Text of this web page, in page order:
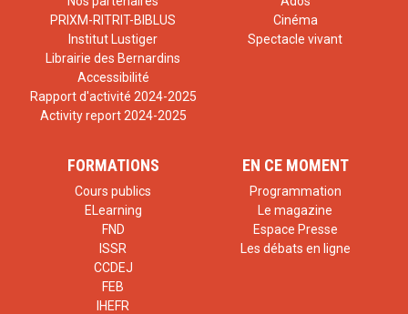
PRIXM-RITRIT-BIBLUS
Institut Lustiger
Librairie des Bernardins
Accessibilité
Rapport d'activité 2024-2025
Activity report 2024-2025
Cinéma
Spectacle vivant
FORMATIONS
Cours publics
ELearning
FND
ISSR
CCDEJ
FEB
IHEFR
EN CE MOMENT
Programmation
Le magazine
Espace Presse
Les débats en ligne